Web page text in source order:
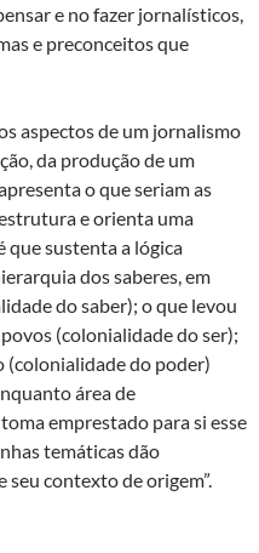
e no fazer jornalísticos,
e preconceitos que
aspectos de um jornalismo
da produção de um
o que seriam as
e orienta uma
que sustenta a lógica
dos saberes, em
do saber); o que levou
(colonialidade do ser);
do poder)
área de
emprestado para si esse
temáticas dão
contexto de origem”.